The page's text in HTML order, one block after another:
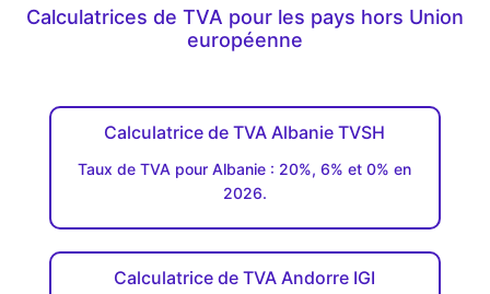
Calculatrices de TVA pour les pays hors Union
européenne
Calculatrice de TVA Albanie TVSH
Taux de TVA pour Albanie : 20%, 6% et 0% en
2026.
Calculatrice de TVA Andorre IGI